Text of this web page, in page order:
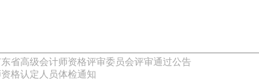
东省高级会计师资格评审委员会评审通过公告
格认定人员体检通知